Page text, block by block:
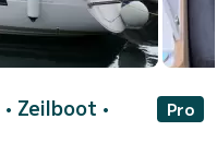
• Zeilboot •
Pro